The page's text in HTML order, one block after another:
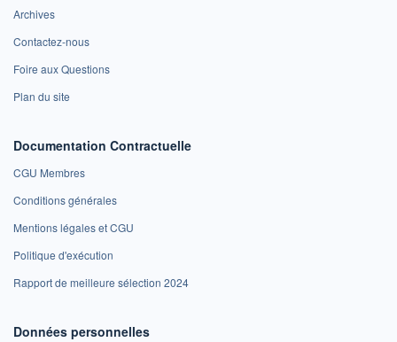
Archives
Contactez-nous
Foire aux Questions
Plan du site
Documentation Contractuelle
CGU Membres
Conditions générales
Mentions légales et CGU
Politique d'exécution
Rapport de meilleure sélection 2024
Données personnelles